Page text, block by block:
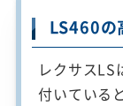
LS460の
レクサスLS
付いている